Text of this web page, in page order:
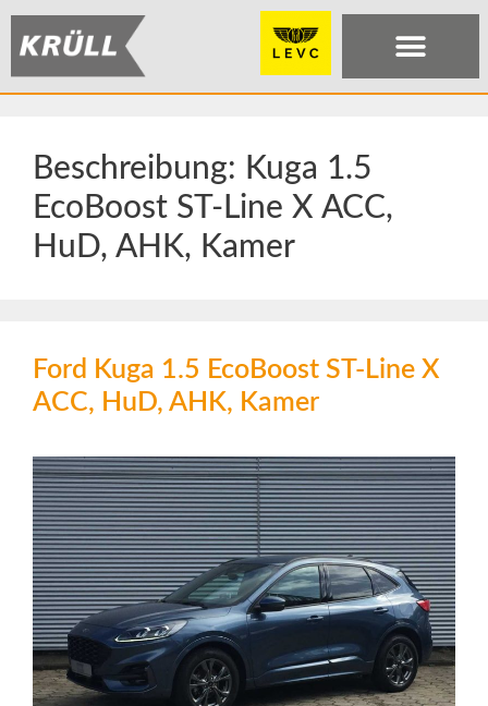
Beschreibung: Kuga 1.5
EcoBoost ST-Line X ACC,
HuD, AHK, Kamer
Ford Kuga 1.5 EcoBoost ST-Line X
ACC, HuD, AHK, Kamer